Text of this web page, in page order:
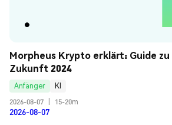
Morpheus Krypto erklärt: Guide
Zukunft 2024
Anfänger
KI
2026-08-07
15-20m
2026-08-07